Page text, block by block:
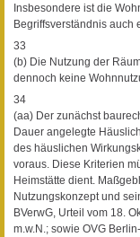
Insbesondere ist die
Begriffsverständnis auch
33
(b) Die Nutzung der
dennoch keine
34
(aa) Der zunächst
Dauer angelegte
des häuslichen
voraus. Diese Kriterien
Heimstätte dient.
Nutzungskonzept und
BVerwG, Urteil vom 18.
m.w.N.; sowie OVG